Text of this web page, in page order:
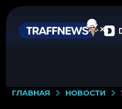
ГЛАВНАЯ НОВОСТИ